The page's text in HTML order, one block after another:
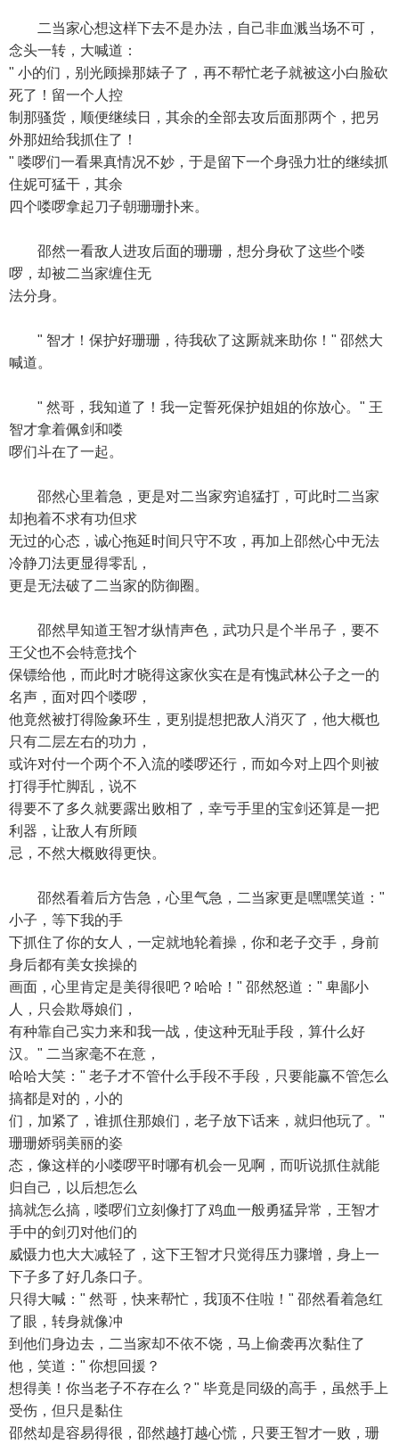
二当家心想这样下去不是办法，自己非血溅当场不可，
念头一转，大喊道：
" 小的们，别光顾操那婊子了，再不帮忙老子就被这小白脸砍
死了！留一个人控
制那骚货，顺便继续日，其余的全部去攻后面那两个，把另
外那妞给我抓住了！
" 喽啰们一看果真情况不妙，于是留下一个身强力壮的继续抓
住妮可猛干，其余
四个喽啰拿起刀子朝珊珊扑来。
邵然一看敌人进攻后面的珊珊，想分身砍了这些个喽
啰，却被二当家缠住无
法分身。
" 智才！保护好珊珊，待我砍了这厮就来助你！" 邵然大
喊道。
" 然哥，我知道了！我一定誓死保护姐姐的你放心。" 王
智才拿着佩剑和喽
啰们斗在了一起。
邵然心里着急，更是对二当家穷追猛打，可此时二当家
却抱着不求有功但求
无过的心态，诚心拖延时间只守不攻，再加上邵然心中无法
冷静刀法更显得零乱，
更是无法破了二当家的防御圈。
邵然早知道王智才纵情声色，武功只是个半吊子，要不
王父也不会特意找个
保镖给他，而此时才晓得这家伙实在是有愧武林公子之一的
名声，面对四个喽啰，
他竟然被打得险象环生，更别提想把敌人消灭了，他大概也
只有二层左右的功力，
或许对付一个两个不入流的喽啰还行，而如今对上四个则被
打得手忙脚乱，说不
得要不了多久就要露出败相了，幸亏手里的宝剑还算是一把
利器，让敌人有所顾
忌，不然大概败得更快。
邵然看着后方告急，心里气急，二当家更是嘿嘿笑道："
小子，等下我的手
下抓住了你的女人，一定就地轮着操，你和老子交手，身前
身后都有美女挨操的
画面，心里肯定是美得很吧？哈哈！" 邵然怒道：" 卑鄙小
人，只会欺辱娘们，
有种靠自己实力来和我一战，使这种无耻手段，算什么好
汉。" 二当家毫不在意，
哈哈大笑：" 老子才不管什么手段不手段，只要能赢不管怎么
搞都是对的，小的
们，加紧了，谁抓住那娘们，老子放下话来，就归他玩了。"
珊珊娇弱美丽的姿
态，像这样的小喽啰平时哪有机会一见啊，而听说抓住就能
归自己，以后想怎么
搞就怎么搞，喽啰们立刻像打了鸡血一般勇猛异常，王智才
手中的剑刃对他们的
威慑力也大大减轻了，这下王智才只觉得压力骤增，身上一
下子多了好几条口子。
只得大喊：" 然哥，快来帮忙，我顶不住啦！" 邵然看着急红
了眼，转身就像冲
到他们身边去，二当家却不依不饶，马上偷袭再次黏住了
他，笑道：" 你想回援？
想得美！你当老子不存在么？" 毕竟是同级的高手，虽然手上
受伤，但只是黏住
邵然却是容易得很，邵然越打越心慌，只要王智才一败，珊